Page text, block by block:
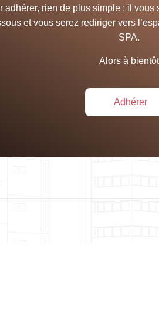
adhérer, rien de plus simple : il
et vous serez rediriger vers
SPA.
Alors à bientôt
Adhérer